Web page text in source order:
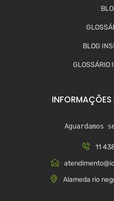
BLOG
GLOSSÁRIO
Aguardamos
11
Alameda rio